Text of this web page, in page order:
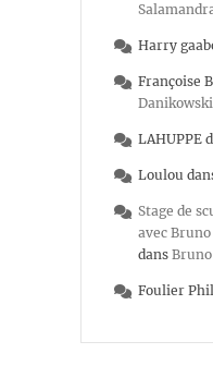
Harry
Françoise
Danikowski
LAHUPPE
Loulou
Stage de
avec
dans
Foulier